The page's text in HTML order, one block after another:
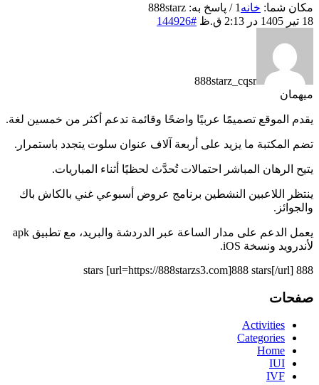
مکان شما: خانه 1
/ پاسخ به: 888starz
18 تیر 1405 در 2:13 ق.ظ
#144926
888starz_cqsr
میهمان
يقدم الموقع تصميمًا عربيًا واضحًا وقائمة تدعم أكثر من خمسين لغة.
تضم المكتبة ما يزيد على أربعة آلاف عنوان سلوت يتجدد باستمرار.
يتيح الرهان المباشر احتمالات تُحدَّث لحظيًا أثناء المباريات.
ينتظر اللاعبين النشطين برنامج عروض أسبوعي غني بالكاش باك
والجوائز.
يعمل الدعم على مدار الساعة عبر الدردشة والبريد، مع تطبيق apk
لأندرويد ونسخة iOS.
888 stars [url=https://888starzs3.com]888 stars[/url]
صفحات
Activities
Categories
Home
IUI
IVF